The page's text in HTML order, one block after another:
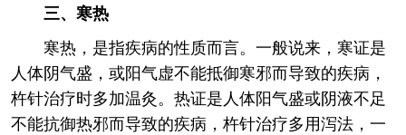
三、寒热
寒热，是指疾病的性质而言。一般说来，寒证是
人体阴气盛，或阳气虚不能抵御寒邪而导致的疾病，
杵针治疗时多加温灸。热证是人体阳气盛或阴液不足
不能抗御热邪而导致的疾病，杵针治疗多用泻法，一